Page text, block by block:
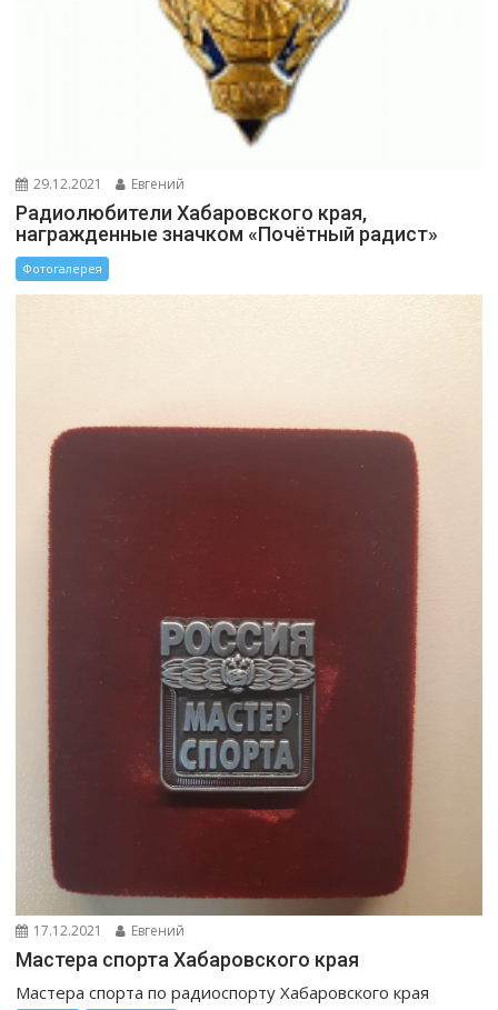
29.12.2021 Евгений
Радиолюбители Хабаровского края,
награжденные значком «Почётный радист»
Фотогалерея
17.12.2021 Евгений
Мастера спорта Хабаровского края
Мастера спорта по радиоспорту Хабаровского края